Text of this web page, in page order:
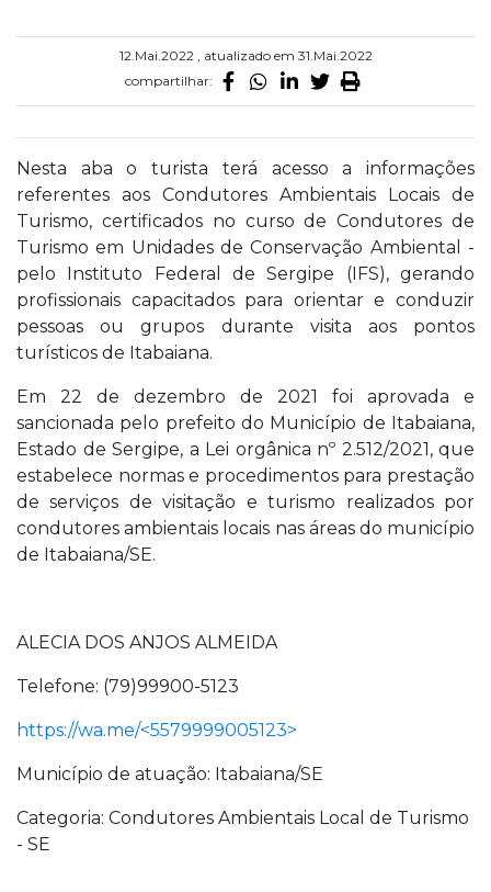
12.Mai.2022 , atualizado em 31.Mai.2022
compartilhar:
Nesta aba o turista terá acesso a informações
referentes aos Condutores Ambientais Locais de
Turismo, certificados no curso de Condutores de
Turismo em Unidades de Conservação Ambiental -
pelo Instituto Federal de Sergipe (IFS), gerando
profissionais capacitados para orientar e conduzir
pessoas ou grupos durante visita aos pontos
turísticos de Itabaiana.
Em 22 de dezembro de 2021 foi aprovada e
sancionada pelo prefeito do Município de Itabaiana,
Estado de Sergipe, a Lei orgânica nº 2.512/2021, que
estabelece normas e procedimentos para prestação
de serviços de visitação e turismo realizados por
condutores ambientais locais nas áreas do município
de Itabaiana/SE.
ALECIA DOS ANJOS ALMEIDA
Telefone: (79)99900-5123
https://wa.me/<5579999005123>
Município de atuação: Itabaiana/SE
Categoria: Condutores Ambientais Local de Turismo
- SE